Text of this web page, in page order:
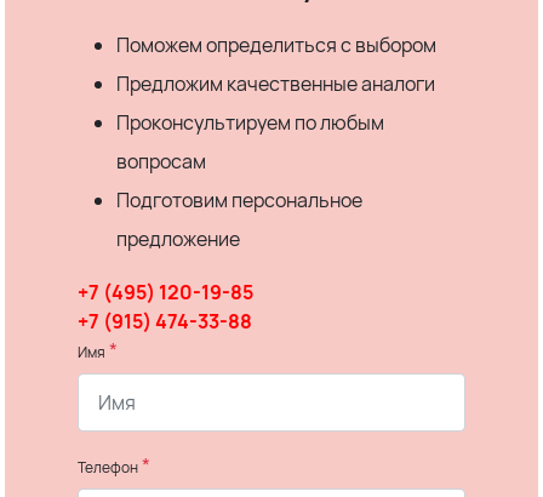
Поможем определиться с выбором
Предложим качественные аналоги
Проконсультируем по любым
вопросам
Подготовим персональное
предложение
+7 (495) 120-19-85
+7 (915) 474-33-88
Имя *
Телефон*